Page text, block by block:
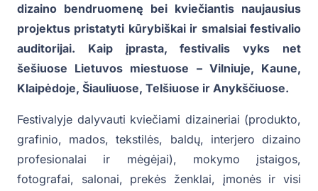
dizaino bendruomenę bei kviečiantis naujausius
projektus pristatyti kūrybiškai ir smalsiai festivalio
auditorijai. Kaip įprasta, festivalis vyks net
šešiuose Lietuvos miestuose – Vilniuje, Kaune,
Klaipėdoje, Šiauliuose, Telšiuose ir Anykščiuose.
Festivalyje dalyvauti kviečiami dizaineriai (produkto,
grafinio, mados, tekstilės, baldų, interjero dizaino
profesionalai ir mėgėjai), mokymo įstaigos,
fotografai, salonai, prekės ženklai, įmonės ir visi